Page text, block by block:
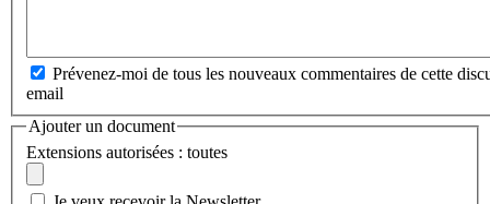
Prévenez-moi de tous les nouveaux commentaires de cette
email
Ajouter un document
Extensions autorisées : toutes